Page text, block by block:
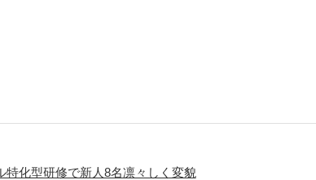
化型研修で新人8名凛々しく変貌